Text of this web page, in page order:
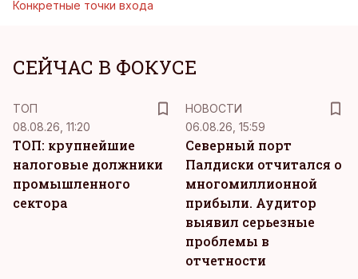
Конкретные точки входа
СЕЙЧАС В ФОКУСЕ
ТОП
08.08.26, 11:20
ТОП: крупнейшие
налоговые должники
промышленного
сектора
НОВОСТИ
06.08.26, 15:59
Северный порт
Палдиски отчитался о
многомиллионной
прибыли. Аудитор
выявил серьезные
проблемы в
отчетности